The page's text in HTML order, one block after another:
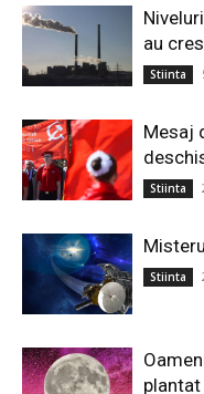
au
Stiinta
Mesaj
Stiinta
Stiinta